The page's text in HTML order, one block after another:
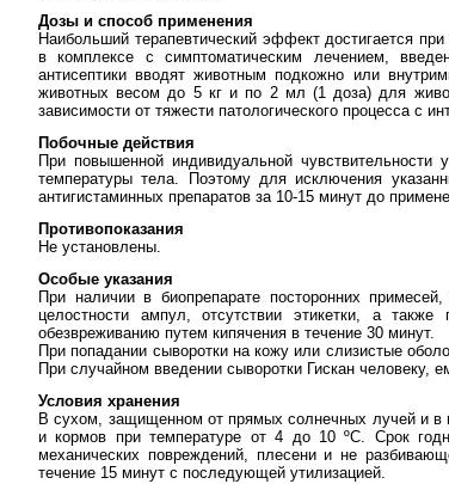
Дозы и способ применения
Наибольший терапевтический эффект достигается
в комплексе с симптоматическим лечением,
антисептики вводят животным подкожно или
животных весом до 5 кг и по 2 мл (1 доза) для
зависимости от тяжести патологического процесса с
Побочные действия
При повышенной индивидуальной
температуры тела. Поэтому для исключения
антигистаминных препаратов за 10-15 минут до
Противопоказания
Не установлены.
Особые указания
При наличии в биопрепарате посторонних
целостности ампул, отсутствии этикетки, а
обезвреживанию путем кипячения в течение 30 минут.
При попадании сыворотки на кожу или слизистые
При случайном введении сыворотки Гискан человеку,
Условия хранения
В сухом, защищенном от прямых солнечных лучей и в
и кормов при температуре от 4 до 10 ºС. Срок
механических повреждений, плесени и не
течение 15 минут с последующей утилизацией.